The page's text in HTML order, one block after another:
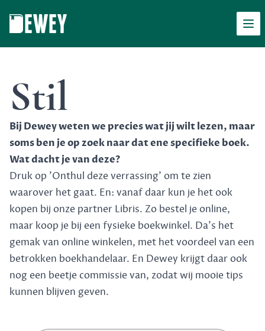
Stil
Bij Dewey weten we precies wat jij wilt lezen, maar
soms ben je op zoek naar dat ene specifieke boek.
Wat dacht je van deze?
Druk op 'Onthul deze verrassing' om te zien
waarover het gaat. En: vanaf daar kun je het ook
kopen bij onze partner Libris. Zo bestel je online,
maar koop je bij een fysieke boekwinkel. Da's het
gemak van online winkelen, met het voordeel van een
betrokken boekhandelaar. En Dewey krijgt daar ook
nog een beetje commissie van, zodat wij mooie tips
kunnen blijven geven.